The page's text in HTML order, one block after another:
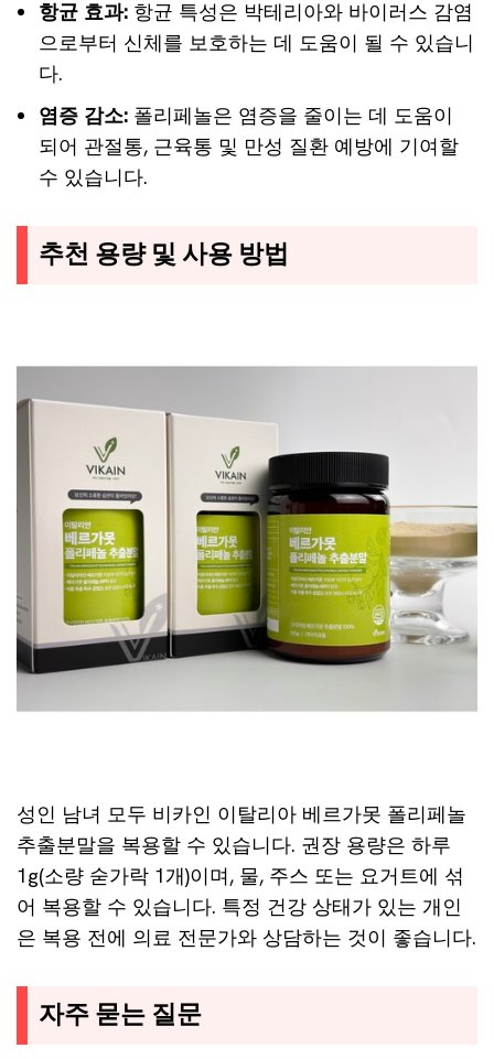
항균 효과: 항균 특성은 박테리아와 바이러스 감염
으로부터 신체를 보호하는 데 도움이 될 수 있습니
다.
염증 감소: 폴리페놀은 염증을 줄이는 데 도움이
되어 관절통, 근육통 및 만성 질환 예방에 기여할
수 있습니다.
추천 용량 및 사용 방법
성인 남녀 모두 비카인 이탈리아 베르가못 폴리페놀
추출분말을 복용할 수 있습니다. 권장 용량은 하루
1g(소량 숟가락 1개)이며, 물, 주스 또는 요거트에 섞
어 복용할 수 있습니다. 특정 건강 상태가 있는 개인
은 복용 전에 의료 전문가와 상담하는 것이 좋습니다.
자주 묻는 질문